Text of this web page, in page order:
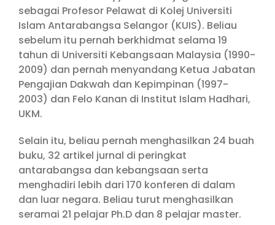
sebagai Profesor Pelawat di Kolej Universiti
Islam Antarabangsa Selangor (KUIS). Beliau
sebelum itu pernah berkhidmat selama 19
tahun di Universiti Kebangsaan Malaysia (1990-
2009) dan pernah menyandang Ketua Jabatan
Pengajian Dakwah dan Kepimpinan (1997-
2003) dan Felo Kanan di Institut Islam Hadhari,
UKM.
Selain itu, beliau pernah menghasilkan 24 buah
buku, 32 artikel jurnal di peringkat
antarabangsa dan kebangsaan serta
menghadiri lebih dari 170 konferen di dalam
dan luar negara. Beliau turut menghasilkan
seramai 21 pelajar Ph.D dan 8 pelajar master.